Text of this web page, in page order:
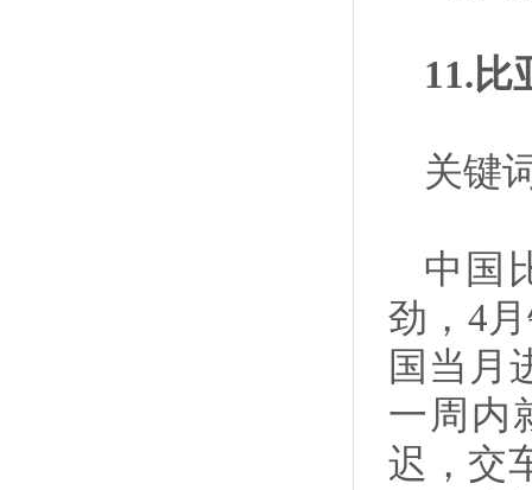
11.比
关键
中国
劲，4
国当月
一周内
迟，交